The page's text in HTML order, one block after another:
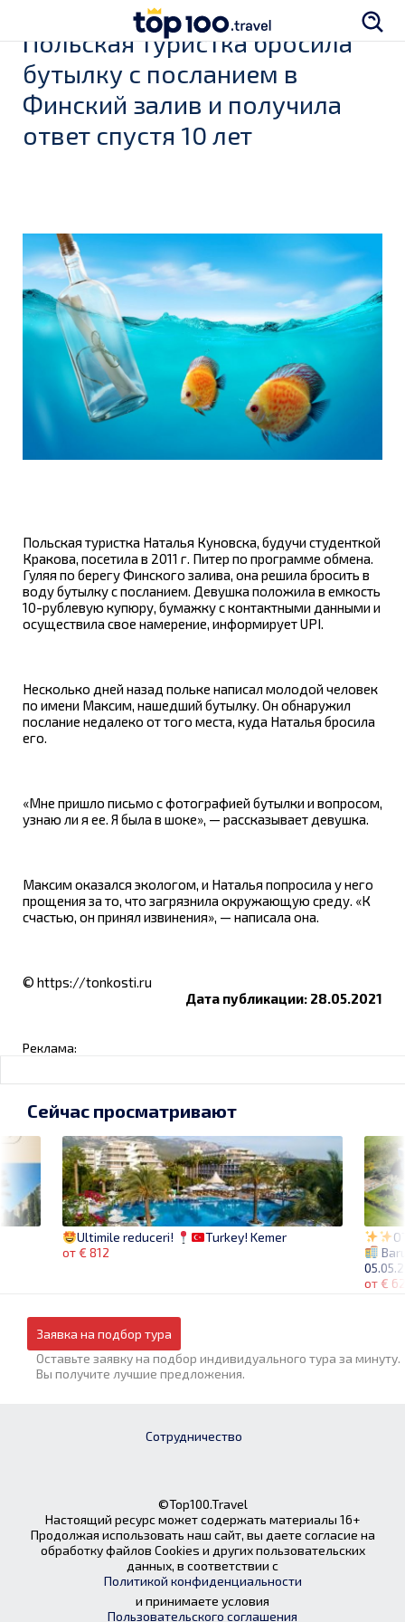
Польская туристка бросила
бутылку с посланием в
Финский залив и получила
ответ спустя 10 лет
Польская туристка Наталья Куновска, будучи студенткой
Кракова, посетила в 2011 г. Питер по программе обмена.
Гуляя по берегу Финского залива, она решила бросить в
воду бутылку с посланием. Девушка положила в емкость
10-рублевую купюру, бумажку с контактными данными и
осуществила свое намерение, информирует UPI.
Несколько дней назад польке написал молодой человек
по имени Максим, нашедший бутылку. Он обнаружил
послание недалеко от того места, куда Наталья бросила
его.
«Мне пришло письмо с фотографией бутылки и вопросом,
узнаю ли я ее. Я была в шоке», — рассказывает девушка.
Максим оказался экологом, и Наталья попросила у него
прощения за то, что загрязнила окружающую среду. «К
счастью, он принял извинения», — написала она.
© https://tonkosti.ru
Дата публикации: 28.05.2021
Реклама:
от €
Сейчас просматривают
Ultimile reduceri!
Turkey! Kemer
от € 812
Заявка на подбор тура
Оставьте заявку на подбор индивидуального тура за минуту.
Вы получите лучшие предложения.
Сотрудничество
©Top100.Travel
Настоящий ресурс может содержать материалы 16+
Продолжая использовать наш сайт, вы даете согласие на
обработку файлов Cookies и других пользовательских
данных, в соответствии с
Политикой конфиденциальности
и принимаете условия
Пользовательского соглашения